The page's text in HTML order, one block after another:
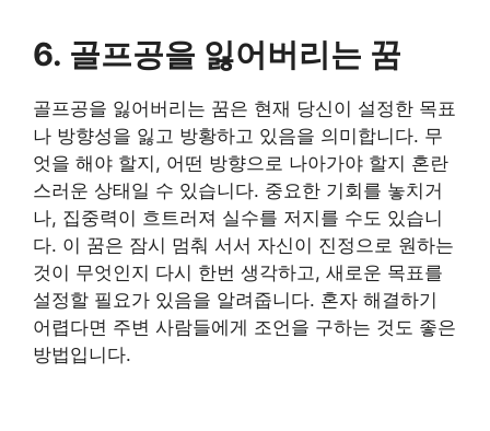
6. 골프공을 잃어버리는 꿈
​골프공을 잃어버리는 꿈은 현재 당신이 설정한 목표
나 방향성을 잃고 방황하고 있음을 의미합니다. 무
엇을 해야 할지, 어떤 방향으로 나아가야 할지 혼란
스러운 상태일 수 있습니다. 중요한 기회를 놓치거
나, 집중력이 흐트러져 실수를 저지를 수도 있습니
다. 이 꿈은 잠시 멈춰 서서 자신이 진정으로 원하는
것이 무엇인지 다시 한번 생각하고, 새로운 목표를
설정할 필요가 있음을 알려줍니다. 혼자 해결하기
어렵다면 주변 사람들에게 조언을 구하는 것도 좋은
방법입니다.